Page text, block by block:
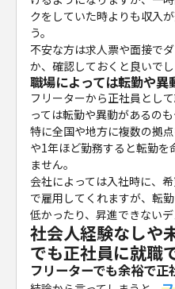
クをしていた時よりも収入
う。
不安な方は求人票や面接で
か、確認しておくと良いでし
職場によっては転勤や異
フリーターから正社員とし
っては転勤や異動があるの
特に全国や地方に複数の拠
や1年ほど勤務すると転勤を
ません。
会社によっては入社時に、
で雇用してくれますが、転
低かったり、昇進できないデ
社会人経験なしや
でも正社員に就職
フリーターでも余裕で正